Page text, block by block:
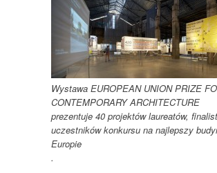
Wystawa EUROPEAN UNION PRIZE
CONTEMPORARY ARCHITECTURE
prezentuje 40 projektów laureatów,
uczestników konkursu na najlepszy
Europie
.